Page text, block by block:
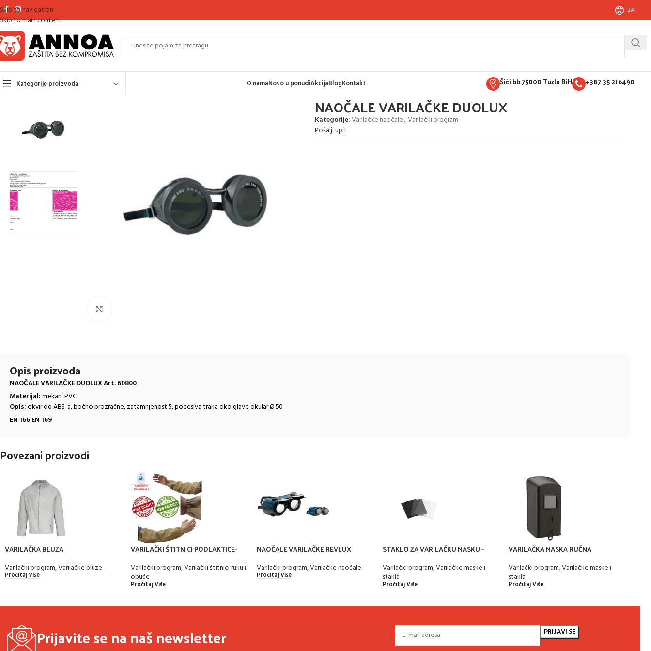
Skip to navigation
Skip to main content
BA
Kategorije proizvoda O namaNovo u ponudiAkcijaBlogKontakt Šići bb 75000 Tuzla BiH +387 35 216490
NAOČALE VARILAČKE DUOLUX
Kategorije:Varilačke naočale, Varilački program
Pošalji upit
Opis proizvoda
NAOČALE VARILAČKE DUOLUX Art. 60800
Materijal:mekani PVC
Opis:okvir od ABS-a, bočno prozračne, zatamnjenost 5, podesiva traka oko glave okular Ø 50
EN 166 EN 169
Povezani proizvodi
VARILAČKA BLUZA
Varilački program,Varilačke bluze
Pročitaj Više
VARILAČKI ŠTITNICI PODLAKTICE-
Varilački program,Varilački štitnici ruku i
obuće
Pročitaj Više
NAOČALE VARILAČKE REVLUX
Varilački program,Varilačke naočale
Pročitaj Više
STAKLO ZA VARILAČKU MASKU –
Varilački program,Varilačke maske i
stakla
Pročitaj Više
VARILAČKA MASKA RUČNA
Varilački program,Varilačke maske i
stakla
Pročitaj Više
Prijavite se na naš newsletter